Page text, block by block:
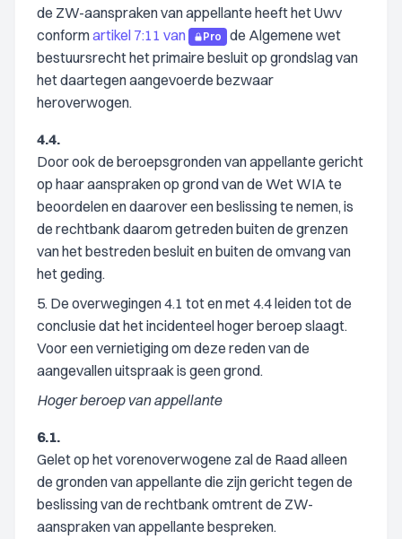
de ZW-aanspraken van appellante heeft het Uwv
conformartikel 7:11 van Pro
de Algemene wet
bestuursrecht het primaire besluit op grondslag van
het daartegen aangevoerde bezwaar
heroverwogen.
4.4.
Door ook de beroepsgronden van appellante gericht
op haar aanspraken op grond van de Wet WIA te
beoordelen en daarover een beslissing te nemen, is
de rechtbank daarom getreden buiten de grenzen
van het bestreden besluit en buiten de omvang van
het geding.
5. De overwegingen 4.1 tot en met 4.4 leiden tot de
conclusie dat het incidenteel hoger beroep slaagt.
Voor een vernietiging om deze reden van de
aangevallen uitspraak is geen grond.
Hoger beroep van appellante
6.1.
Gelet op het vorenoverwogene zal de Raad alleen
de gronden van appellante die zijn gericht tegen de
beslissing van de rechtbank omtrent de ZW-
aanspraken van appellante bespreken.